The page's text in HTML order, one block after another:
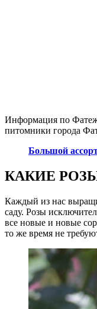
Информация по
питомники города
Большой
КАКИЕ
Каждый из нас
саду. Розы
все новые и новые
то же время не